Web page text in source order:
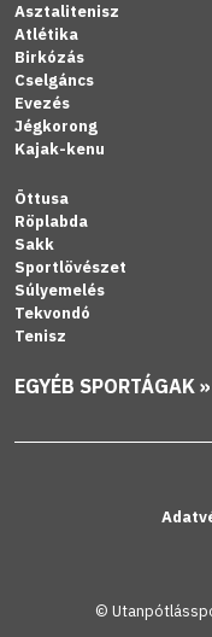
Asztalitenisz
Atlétika
Birkózás
Cselgáncs
Evezés
Jégkorong
Kajak-kenu
Öttusa
Röplabda
Sakk
Sportlövészet
Súlyemelés
Tekvondó
Tenisz
EGYÉB SPORTÁGAK »
©